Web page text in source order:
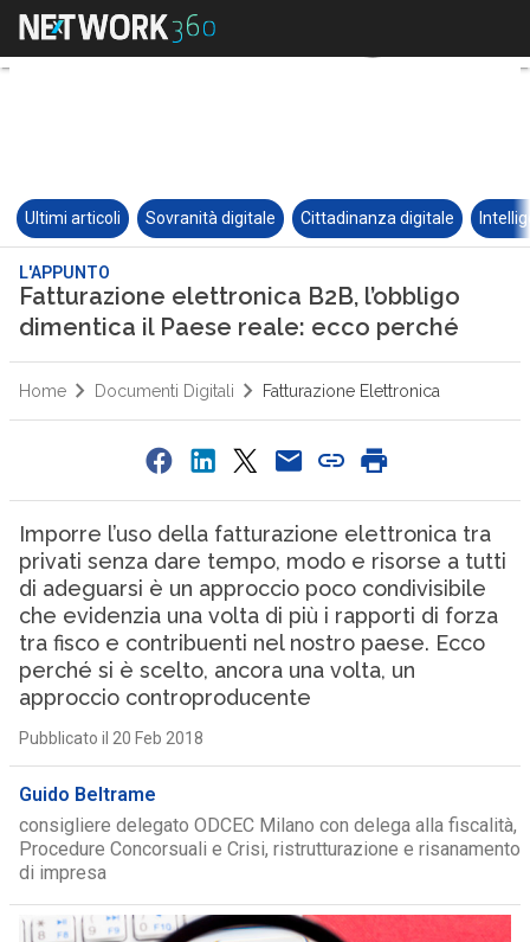
Ultimi articoli Sovranità digitale Cittadinanza digitale
L'APPUNTO
Fatturazione elettronica B2B, l’obbligo
dimentica il Paese reale: ecco perché
Home Documenti Digitali Fatturazione Elettronica
Imporre l’uso della fatturazione elettronica tra
privati senza dare tempo, modo e risorse a tutti
di adeguarsi è un approccio poco condivisibile
che evidenzia una volta di più i rapporti di forza
tra fisco e contribuenti nel nostro paese. Ecco
perché si è scelto, ancora una volta, un
approccio controproducente
Pubblicato il 20 Feb 2018
Guido Beltrame
consigliere delegato ODCEC Milano con delega alla fiscalità,
Procedure Concorsuali e Crisi, ristrutturazione e risanamento
di impresa